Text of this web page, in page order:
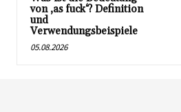
von ‚as fuck‘? Definition
und
Verwendungsbeispiele
05.08.2026